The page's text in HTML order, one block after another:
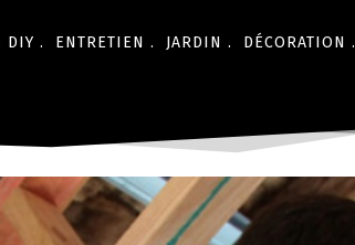
DIY . ENTRETIEN . JARDIN . DÉCORATION .